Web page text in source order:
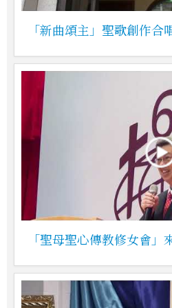
「新曲頌主」聖歌創作合
「聖母聖心傳教修女會」